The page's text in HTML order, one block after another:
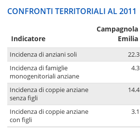
CONFRONTI TERRITORIALI AL 2011
Indicatore
Campagnola
Emilia
Incidenza di anziani soli 22.3
Incidenza di famiglie
monogenitoriali anziane
4.3
Incidenza di coppie anziane
senza figli
14.4
Incidenza di coppie anziane
con figli
3.1